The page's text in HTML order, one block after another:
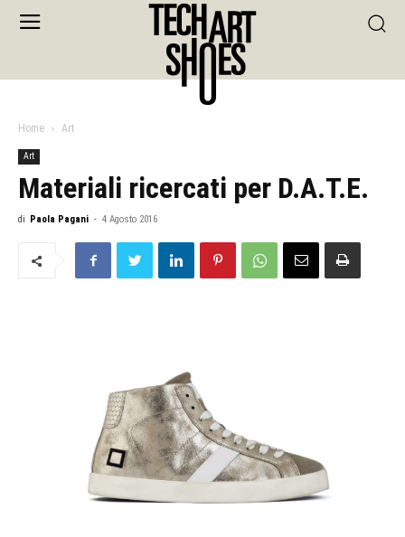
Home Art
Art
Materiali ricercati per D.A.T.E.
di Paola Pagani - 4 Agosto 2016